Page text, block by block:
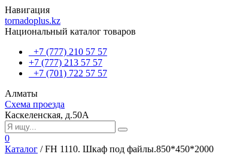
Навигация
tornadoplus.kz
Национальный каталог товаров
+7 (777) 210 57 57
+7 (777) 213 57 57
+7 (701) 722 57 57
Алматы
Схема проезда
Каскеленская, д.50А
0
Каталог /FH 1110. Шкаф под файлы.850*450*2000